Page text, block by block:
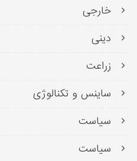
خارجی
دینی
زراعت
ساینس و تکنالوژی
سیاست
سیاست